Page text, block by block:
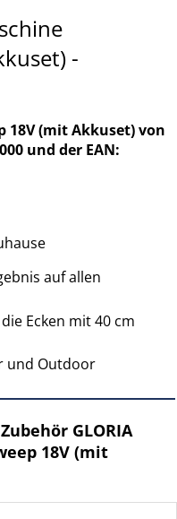
-
18V (mit Akkuset) von
und der EAN:
auf allen
Ecken mit 40 cm
und Outdoor
GLORIA
18V (mit